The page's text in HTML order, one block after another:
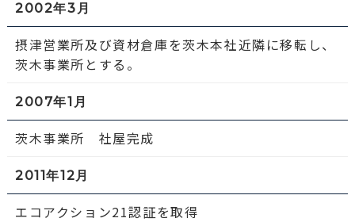
2002年3月
摂津営業所及び資材倉庫を茨木本社近隣に移転し、
茨木事業所とする。
2007年1月
茨木事業所 社屋完成
2011年12月
エコアクション21認証を取得